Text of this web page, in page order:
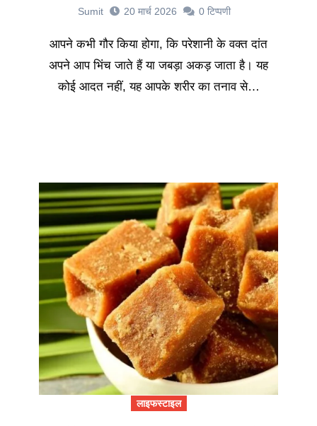
Sumit 20 मार्च 2026 0 टिप्पणी
आपने कभी गौर किया होगा, कि परेशानी के वक्त दांत
अपने आप भिंच जाते हैं या जबड़ा अकड़ जाता है। यह
कोई आदत नहीं, यह आपके शरीर का तनाव से…
लाइफस्टाइल